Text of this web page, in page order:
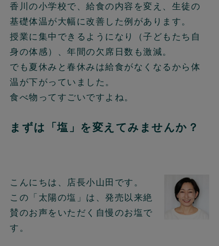
香川の小学校で、給食の内容を変え、生徒の
基礎体温が大幅に改善した例があります。
授業に集中できるようになり（子どもたち自
身の体感）、年間の欠席日数も激減。
でも夏休みと春休みは給食がなくなるから体
温が下がっていました。
食べ物ってすごいですよね。
まずは「塩」を変えてみませんか？
こんにちは、店長小山田です。
この「太陽の塩」は、発売以来絶
賛のお声をいただく自慢のお塩で
す。